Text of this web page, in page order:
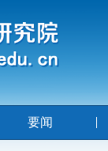
要闻